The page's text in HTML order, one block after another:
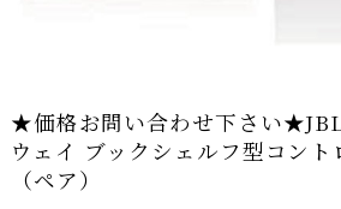
★価格お問い合わせ下さい
ウェイ ブックシェルフ型コント
（ペア）